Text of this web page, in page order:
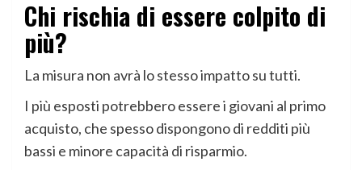
Chi rischia di essere colpito di
più?
La misura non avrà lo stesso impatto su tutti.
I più esposti potrebbero essere i giovani al primo
acquisto, che spesso dispongono di redditi più
bassi e minore capacità di risparmio.